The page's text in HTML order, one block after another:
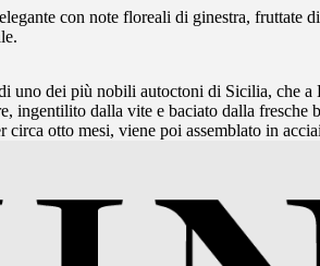
con note floreali di ginestra, fruttate
dei più nobili autoctoni di Sicilia, che
ingentilito dalla vite e baciato dalla
otto mesi, viene poi assemblato in